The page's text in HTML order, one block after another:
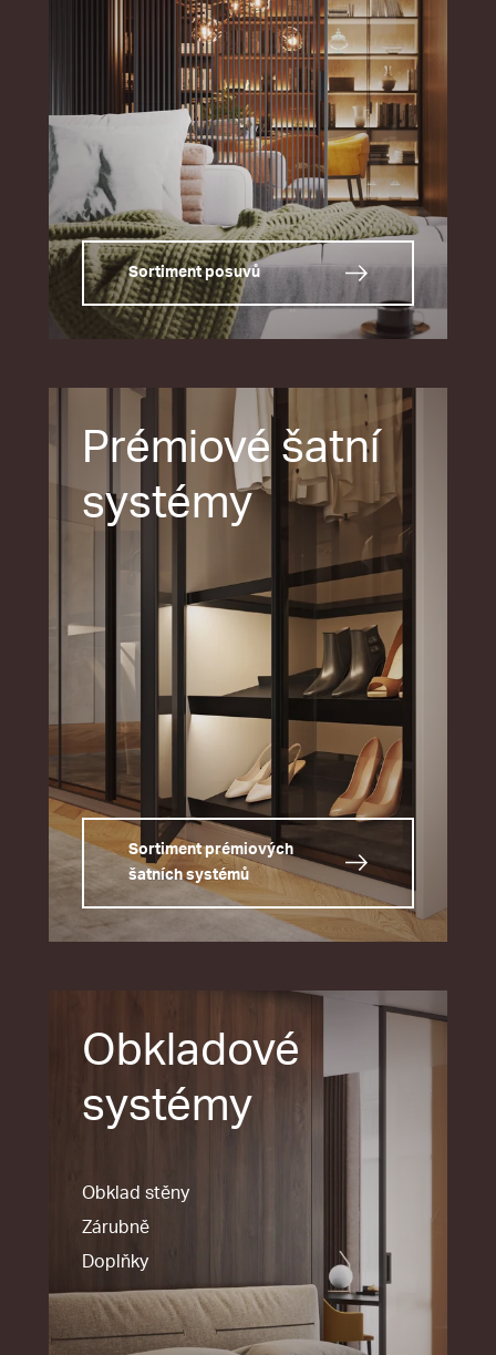
Sortiment posuvů
Prémiové šatní
systémy
Sortiment prémiových
šatních systémů
Obkladové
systémy
Obklad stěny
Zárubně
Doplňky